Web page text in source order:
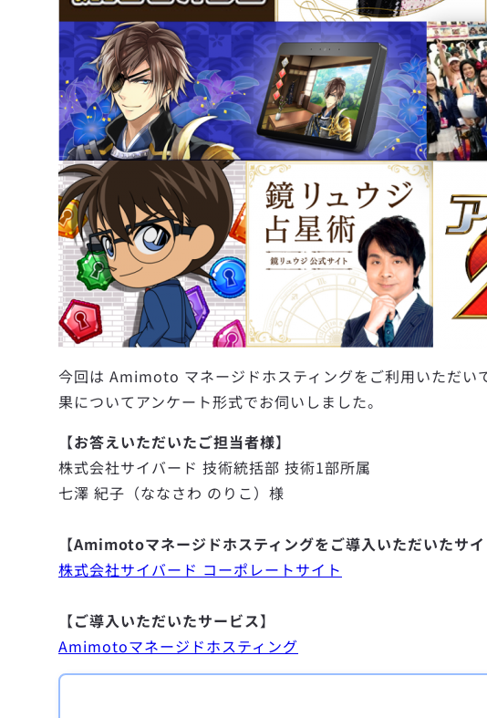
今回は Amimoto マネージドホスティングをご利用いただい
果についてアンケート形式でお伺いしました。
【お答えいただいたご担当者様】
株式会社サイバード 技術統括部 技術1部所属
七澤 紀子（ななさわ のりこ）様
【Amimotoマネージドホスティングをご導入いただいたサイ
株式会社サイバード コーポレートサイト
【ご導入いただいたサービス】
Amimotoマネージドホスティング